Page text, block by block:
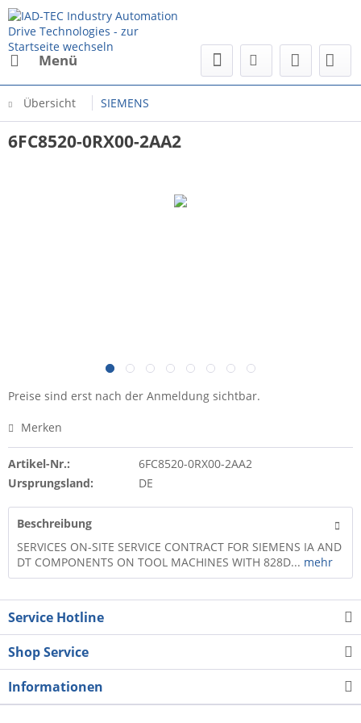
Menü
Übersicht SIEMENS
6FC8520-0RX00-2AA2
Preise sind erst nach der Anmeldung sichtbar.
Merken
Artikel-Nr.:
6FC8520-0RX00-2AA2
Ursprungsland:
DE
Beschreibung
SERVICES ON-SITE SERVICE CONTRACT FOR SIEMENS IA AND
DT COMPONENTS ON TOOL MACHINES WITH 828D... mehr
Service Hotline
Shop Service
Informationen